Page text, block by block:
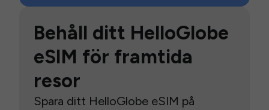
Behåll ditt HelloGlobe
eSIM för framtida
resor
Spara ditt HelloGlobe eSIM på